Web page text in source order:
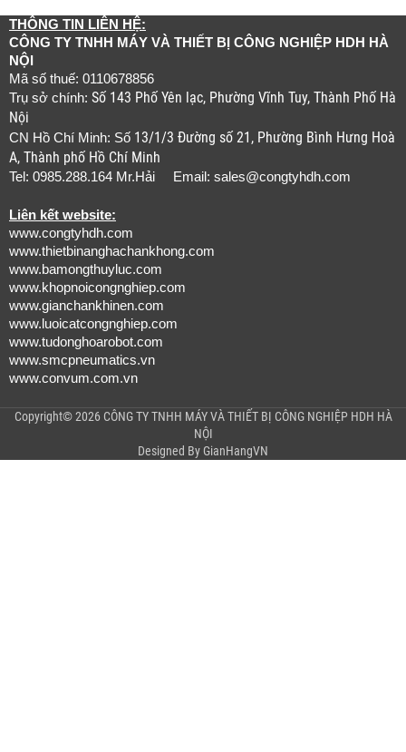
THÔNG TIN LIÊN HỆ:
CÔNG TY TNHH MÁY VÀ THIẾT BỊ CÔNG NGHIỆP HDH HÀ
NỘI
Mã số thuế: 0110678856
Trụ sở chính: Số 143 Phố Yên lạc, Phường Vĩnh Tuy, Thành Phố Hà
Nội
CN Hồ Chí Minh: Số 13/1/3 Đường số 21, Phường Bình Hưng Hoà
A, Thành phố Hồ Chí Minh
Tel: 0985.288.164 Mr.Hải Email: sales@congtyhdh.com
Liên kết website:
www.congtyhdh.com
www.thietbinanghachankhong.com
www.bamongthuyluc.com
www.khopnoicongnghiep.com
www.gianchankhinen.com
www.luoicatcongnghiep.com
www.tudonghoarobot.com
www.smcpneumatics.vn
www.convum.com.vn
Copyright© 2026 CÔNG TY TNHH MÁY VÀ THIẾT BỊ CÔNG NGHIỆP HDH HÀ
NỘI
Designed By GianHangVN